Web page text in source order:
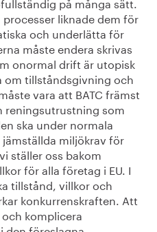
liknade dem för
och underlätta för
måste endera skrivas
onormal drift är utopisk
om tillståndsgivning och
vara att BATC främst
reningsutrustning som
ska under normala
miljökrav för
ställer oss bakom
för alla företag i EU. I
tillstånd, villkor och
konkurrenskraften. Att
komplicera